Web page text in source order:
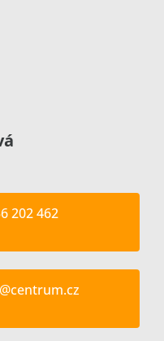
202 462
rum.cz